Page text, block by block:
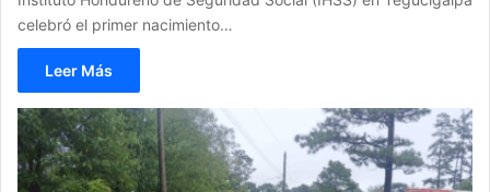
celebró el primer nacimiento…
Leer Más